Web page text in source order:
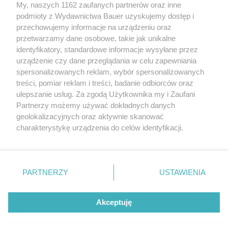
hydrauliczne, ze sterowaniem elektryczną pompą. W sumie jak
My, naszych 1162 zaufanych partnerów oraz inne
podmioty z Wydawnictwa Bauer uzyskujemy dostęp i
przechowujemy informacje na urządzeniu oraz
przetwarzamy dane osobowe, takie jak unikalne
identyfikatory, standardowe informacje wysyłane przez
urządzenie czy dane przeglądania w celu zapewniania
spersonalizowanych reklam, wybór spersonalizowanych
treści, pomiar reklam i treści, badanie odbiorców oraz
ulepszanie usług. Za zgodą Użytkownika my i Zaufani
Partnerzy możemy używać dokładnych danych
geolokalizacyjnych oraz aktywnie skanować
charakterystykę urządzenia do celów identyfikacji.
zmienić/wycofać klikając przycisk ustawień prywatności
znajdujący się w lewym dolnym rogu strony
rodzaje przetwarzania danych nie wymagają zgody
użytkownika, ale masz prawo sprzeciwić się takiemu
PARTNERZY USTAWIENIA
Akceptuję